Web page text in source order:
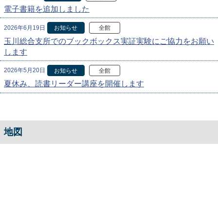
電子書籍を追加しました
2026年6月19日 お知らせ 全館
玉川総合支所でのブックボックス実証実験にご協力をお願い
します
2026年5月20日 お知らせ 全館
夏休み、読書リーダー講座を開催します
地図